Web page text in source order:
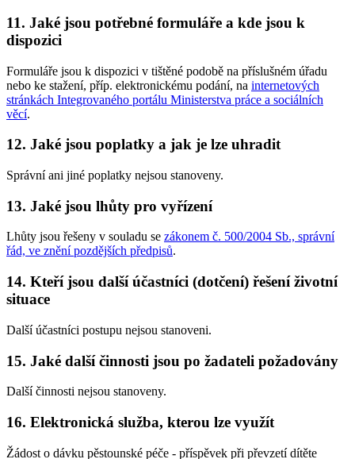
11. Jaké jsou potřebné formuláře a kde jsou k
dispozici
Formuláře jsou k dispozici v tištěné podobě na příslušném úřadu
nebo ke stažení, příp. elektronickému podání, na internetových
stránkách Integrovaného portálu Ministerstva práce a sociálních
věcí.
12. Jaké jsou poplatky a jak je lze uhradit
Správní ani jiné poplatky nejsou stanoveny.
13. Jaké jsou lhůty pro vyřízení
Lhůty jsou řešeny v souladu se zákonem č. 500/2004 Sb., správní
řád, ve znění pozdějších předpisů.
14. Kteří jsou další účastníci (dotčení) řešení životní
situace
Další účastníci postupu nejsou stanoveni.
15. Jaké další činnosti jsou po žadateli požadovány
Další činnosti nejsou stanoveny.
16. Elektronická služba, kterou lze využít
Žádost o dávku pěstounské péče - příspěvek při převzetí dítěte